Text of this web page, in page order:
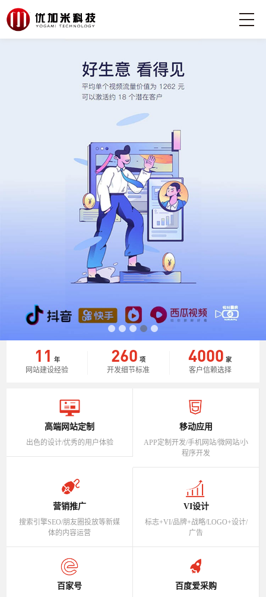
11 年
网站建设经验
260 项
开发细节标准
4000 家
客户信赖选择
高端网站定制
出色的设计/优秀的用户体验
移动应用
APP定制开发/手机网站/微网站/小
程序开发
营销推广
搜索引擎SEO/朋友圈投放等新媒
体的内容运营
VI设计
标志+VI/品牌+战略/LOGO+设计/
广告
百家号 百度爱采购